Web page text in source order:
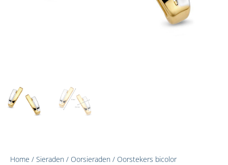
Home / Sieraden / Oorsieraden / Oorstekers bicolor